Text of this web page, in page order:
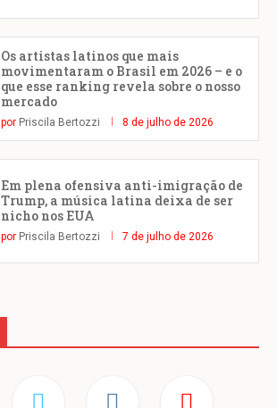
Os artistas latinos que mais
movimentaram o Brasil em 2026 – e o
que esse ranking revela sobre o nosso
mercado
por Priscila Bertozzi 8 de julho de 2026
Em plena ofensiva anti-imigração de
Trump, a música latina deixa de ser
nicho nos EUA
por Priscila Bertozzi 7 de julho de 2026